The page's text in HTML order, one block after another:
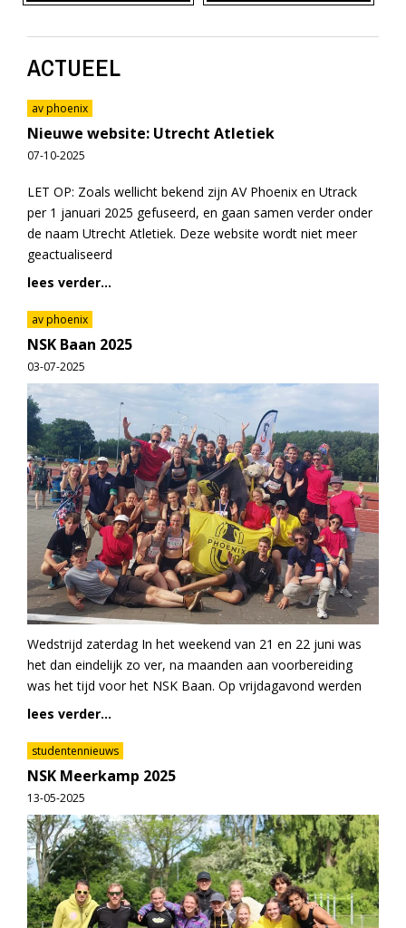
ACTUEEL
av phoenix
Nieuwe website: Utrecht Atletiek
07-10-2025
LET OP: Zoals wellicht bekend zijn AV Phoenix en Utrack
per 1 januari 2025 gefuseerd, en gaan samen verder onder
de naam Utrecht Atletiek. Deze website wordt niet meer
geactualiseerd
lees verder...
av phoenix
NSK Baan 2025
03-07-2025
Wedstrijd zaterdag In het weekend van 21 en 22 juni was
het dan eindelijk zo ver, na maanden aan voorbereiding
was het tijd voor het NSK Baan. Op vrijdagavond werden
lees verder...
studentennieuws
NSK Meerkamp 2025
13-05-2025